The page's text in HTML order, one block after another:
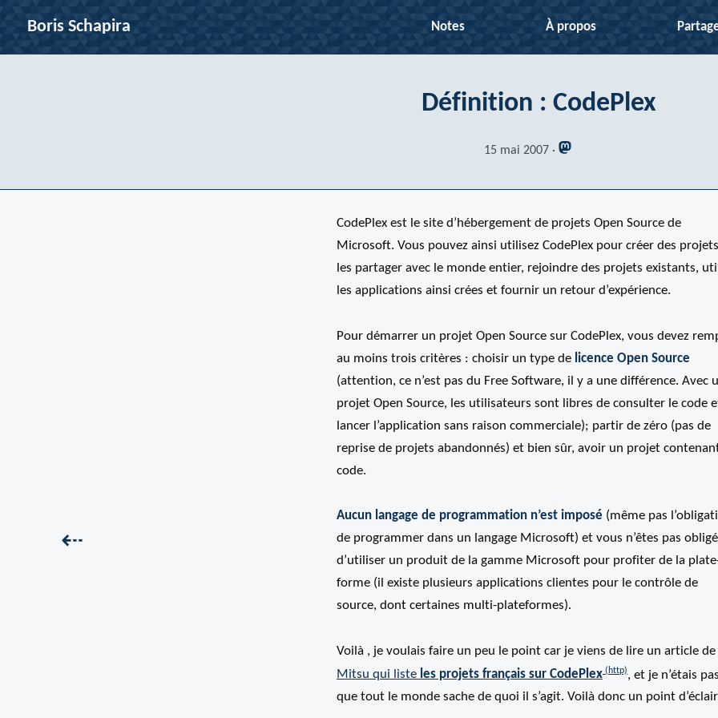
Boris Schapira Notes À propos
Définition : CodePlex
15 mai 2007
CodePlex est le site d’hébergement de projets Open Source de
Microsoft. Vous pouvez ainsi utilisez CodePlex pour créer des
les partager avec le monde entier, rejoindre des projets existants,
les applications ainsi crées et fournir un retour d’expérience.
Pour démarrer un projet Open Source sur CodePlex, vous devez
au moins trois critères : choisir un type de licence Open Source
(attention, ce n’est pas du Free Software, il y a une différence. Avec
projet Open Source, les utilisateurs sont libres de consulter le code
lancer l’application sans raison commerciale); partir de zéro (pas de
reprise de projets abandonnés) et bien sûr, avoir un projet
code.
Aucun langage de programmation n’est imposé (même pas
de programmer dans un langage Microsoft) et vous n’êtes pas
d’utiliser un produit de la gamme Microsoft pour profiter de la
forme (il existe plusieurs applications clientes pour le contrôle de
source, dont certaines multi-plateformes).
Voilà , je voulais faire un peu le point car je viens de lire un article de
Mitsu qui liste les projets français sur CodePlex
, et je n’étais
que tout le monde sache de quoi il s’agit. Voilà donc un point
Précédent :
⇠